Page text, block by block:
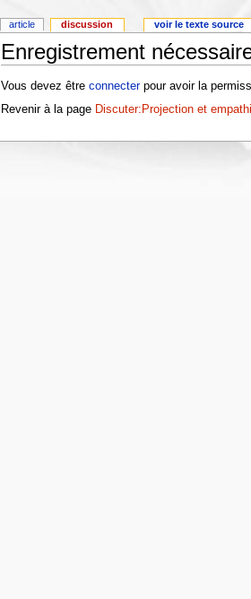
Enregistrement
Vous devez être connecterpour avoir la
Revenir à la page Discuter:Projection et
article discussion voir le texte source